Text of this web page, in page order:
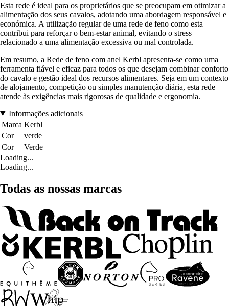
Esta rede é ideal para os proprietários que se preocupam em otimizar a
alimentação dos seus cavalos, adotando uma abordagem responsável e
económica. A utilização regular de uma rede de feno como esta
contribui para reforçar o bem-estar animal, evitando o stress
relacionado a uma alimentação excessiva ou mal controlada.
Em resumo, a Rede de feno com anel Kerbl apresenta-se como uma
ferramenta fiável e eficaz para todos os que desejam combinar conforto
do cavalo e gestão ideal dos recursos alimentares. Seja em um contexto
de alojamento, competição ou simples manutenção diária, esta rede
atende às exigências mais rigorosas de qualidade e ergonomia.
Informações adicionais
Marca Kerbl
Cor
verde
Cor
Verde
Loading...
Loading...
Todas as nossas marcas